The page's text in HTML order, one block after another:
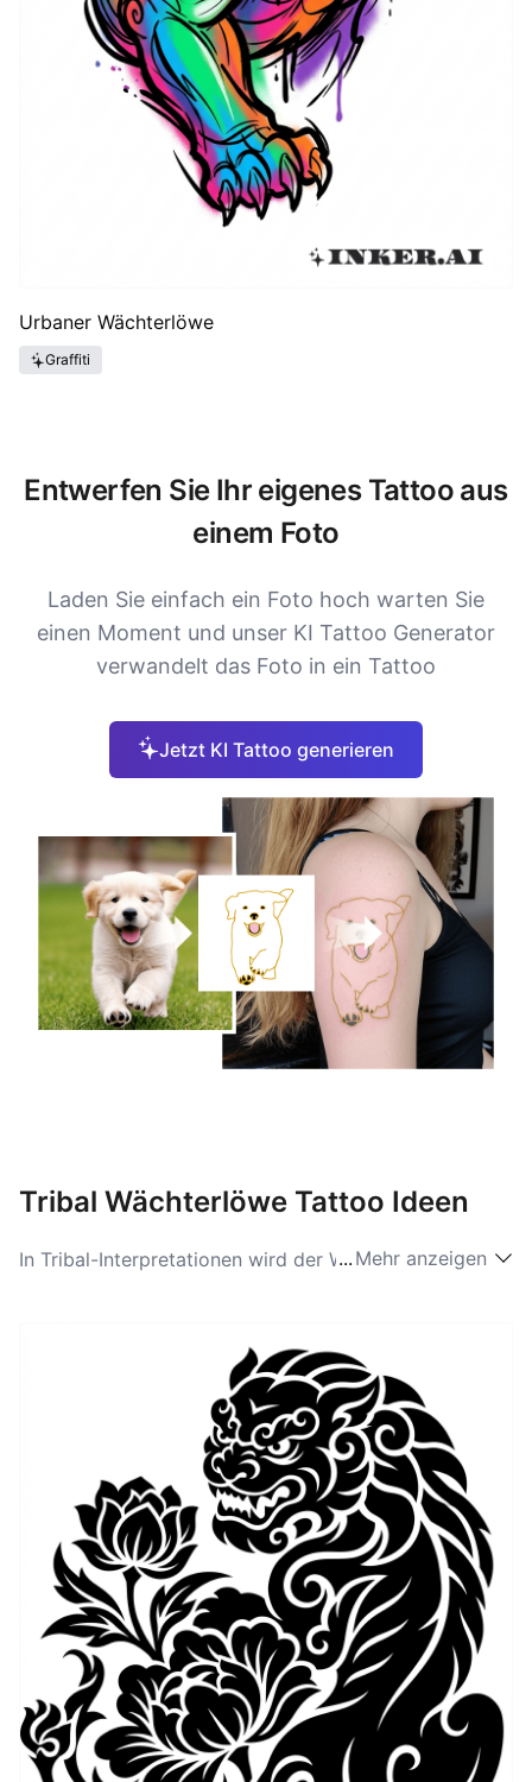
Urbaner Wächterlöwe
Graffiti
Entwerfen Sie Ihr eigenes Tattoo aus
einem Foto
Laden Sie einfach ein Foto hoch warten Sie
einen Moment und unser KI Tattoo Generator
verwandelt das Foto in ein Tattoo
Jetzt KI Tattoo generieren
Tribal Wächterlöwe Tattoo Ideen
In Tribal-Interpretationen wird der Wächterlöwe auf
Mustern neu formiert. Die Mähne und Gesichtszüge
werden zu wiederkehrenden Mustern, die fast
totemartige Energie ausstrahlen und dabei archaische
Stärke betonen. Solche Designs wirken besonders
kraftvoll auf Oberarm, Schulterblatt oder als
Seitenstück am Rumpf und bringen die Formensprache
der Stammeskunst in Einklang mit der
Wächterfunktion des Motivs.
... Mehr anzeigen